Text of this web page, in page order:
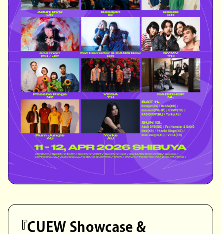
『CUEW Showcase &